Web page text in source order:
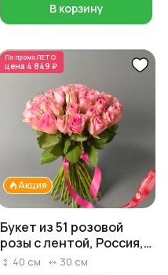
В корзину
По промоЛЕТО
цена 4 849 ₽
Акция
Букет из 51 розовой
розы с лентой, Россия,
40 см
40 см 30 см